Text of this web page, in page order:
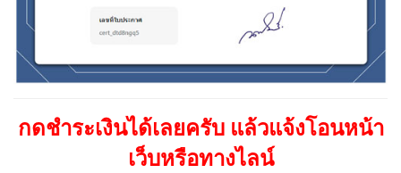
กดชำระเงินได้เลยครับ แล้วแจ้งโอนหน้า
เว็บหรือทางไลน์